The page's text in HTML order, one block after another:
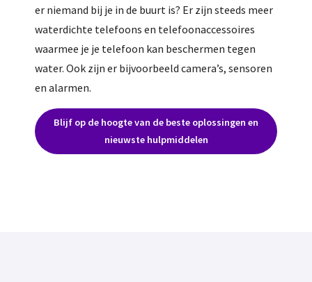
er niemand bij je in de buurt is? Er zijn steeds meer
waterdichte telefoons en telefoonaccessoires
waarmee je je telefoon kan beschermen tegen
water. Ook zijn er bijvoorbeeld camera’s, sensoren
en alarmen.
Blijf op de hoogte van de beste oplossingen en
nieuwste hulpmiddelen